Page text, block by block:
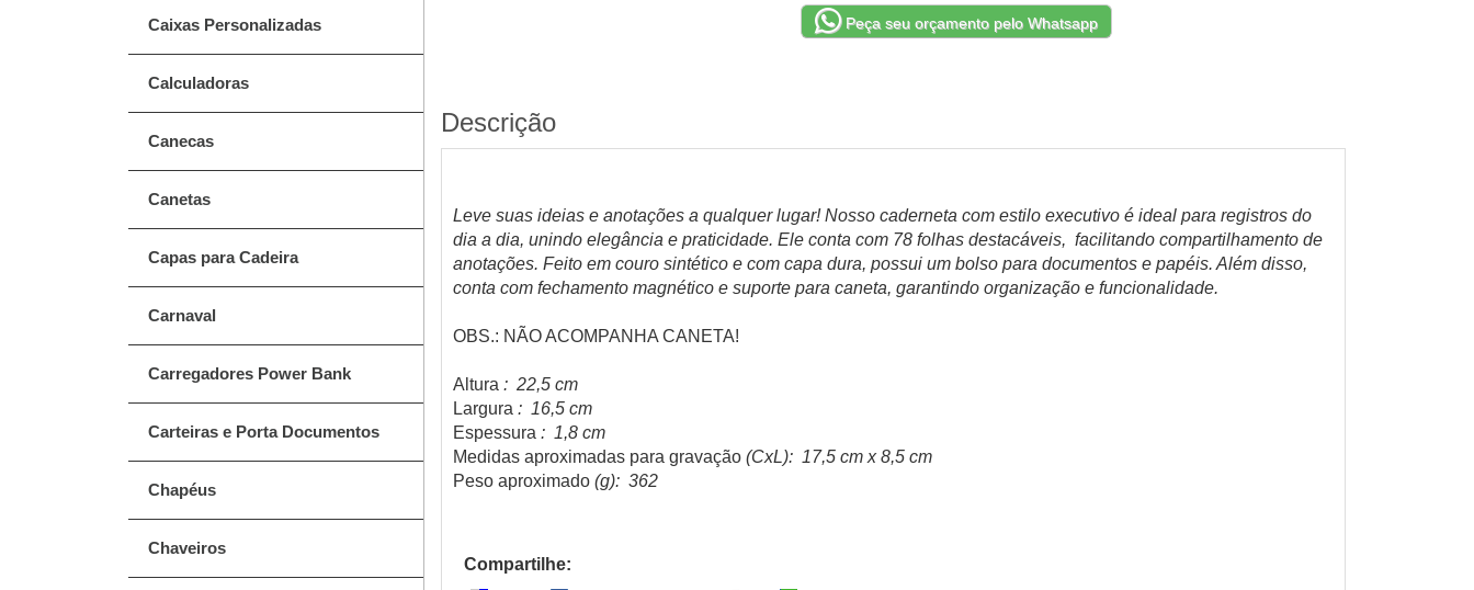
Caixas Personalizadas
Calculadoras
Canecas
Canetas
Capas para Cadeira
Carnaval
Carregadores Power Bank
Carteiras e Porta Documentos
Chapéus
Chaveiros
Peça seu orçamento pelo Whatsapp
Descrição
Leve suas ideias e anotações a qualquer lugar! Nosso caderneta com estilo executivo é ideal para registros do
dia a dia, unindo elegância e praticidade. Ele conta com 78 folhas destacáveis, facilitando compartilhamento de
anotações. Feito em couro sintético e com capa dura, possui um bolso para documentos e papéis. Além disso,
conta com fechamento magnético e suporte para caneta, garantindo organização e funcionalidade.
OBS.: NÃO ACOMPANHA CANETA!
Altura : 22,5 cm
Largura : 16,5 cm
Espessura : 1,8 cm
Medidas aproximadas para gravação (CxL): 17,5 cm x 8,5 cm
Peso aproximado (g): 362
Compartilhe: